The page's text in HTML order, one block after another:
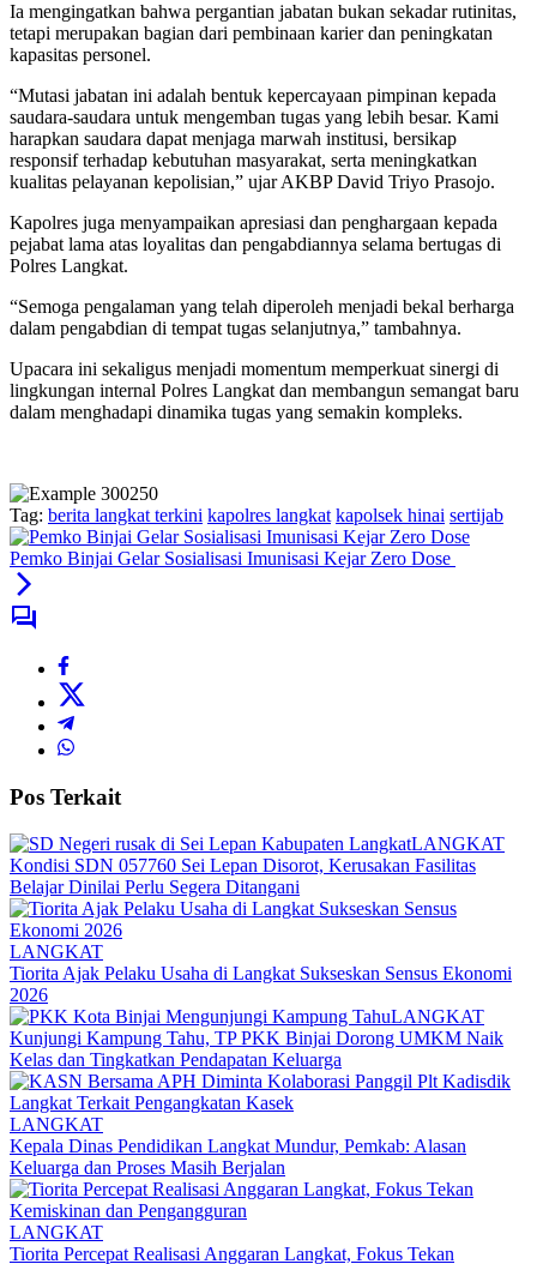
Ia mengingatkan bahwa pergantian jabatan bukan sekadar rutinitas,
tetapi merupakan bagian dari pembinaan karier dan peningkatan
kapasitas personel.
“Mutasi jabatan ini adalah bentuk kepercayaan pimpinan kepada
saudara-saudara untuk mengemban tugas yang lebih besar. Kami
harapkan saudara dapat menjaga marwah institusi, bersikap
responsif terhadap kebutuhan masyarakat, serta meningkatkan
kualitas pelayanan kepolisian,” ujar AKBP David Triyo Prasojo.
Kapolres juga menyampaikan apresiasi dan penghargaan kepada
pejabat lama atas loyalitas dan pengabdiannya selama bertugas di
Polres Langkat.
“Semoga pengalaman yang telah diperoleh menjadi bekal berharga
dalam pengabdian di tempat tugas selanjutnya,” tambahnya.
Upacara ini sekaligus menjadi momentum memperkuat sinergi di
lingkungan internal Polres Langkat dan membangun semangat baru
dalam menghadapi dinamika tugas yang semakin kompleks.
Tag: berita langkat terkini kapolres langkat kapolsek hinai sertijab
Pemko Binjai Gelar Sosialisasi Imunisasi Kejar Zero Dose
Pos Terkait
LANGKAT
Kondisi SDN 057760 Sei Lepan Disorot, Kerusakan Fasilitas
Belajar Dinilai Perlu Segera Ditangani
LANGKAT
Tiorita Ajak Pelaku Usaha di Langkat Sukseskan Sensus Ekonomi
2026
LANGKAT
Kunjungi Kampung Tahu, TP PKK Binjai Dorong UMKM Naik
Kelas dan Tingkatkan Pendapatan Keluarga
LANGKAT
Kepala Dinas Pendidikan Langkat Mundur, Pemkab: Alasan
Keluarga dan Proses Masih Berjalan
LANGKAT
Tiorita Percepat Realisasi Anggaran Langkat, Fokus Tekan